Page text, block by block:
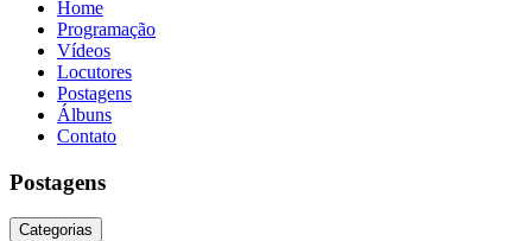
Home
Programação
Vídeos
Locutores
Postagens
Álbuns
Contato
Postagens
Categorias